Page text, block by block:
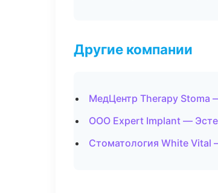
Другие компании
МедЦентр Therapy Stoma
ООО Expert Implant —
Стоматология White Vital